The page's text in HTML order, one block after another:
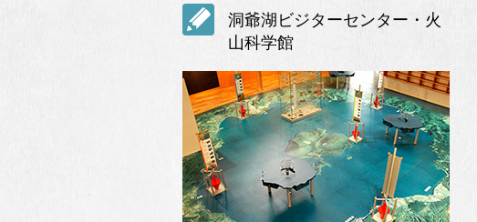
洞爺湖ビジターセンター・火
山科学館